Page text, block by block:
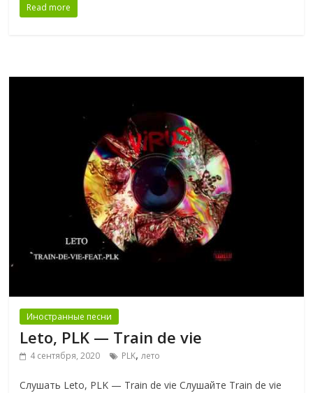
Read more
Иностранные песни
Leto, PLK — Train de vie
4 сентября, 2020 PLK,лето
Слушать Leto, PLK — Train de vie Слушайте Train de vie